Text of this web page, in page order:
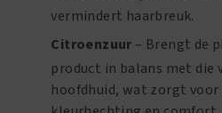
vermindert haarbreuk.
Citroenzuur – Brengt de
product in balans met die
hoofdhuid, wat zorgt